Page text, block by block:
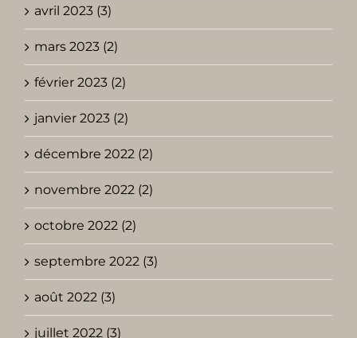
avril 2023 (3)
mars 2023 (2)
février 2023 (2)
janvier 2023 (2)
décembre 2022 (2)
novembre 2022 (2)
octobre 2022 (2)
septembre 2022 (3)
août 2022 (3)
juillet 2022 (3)